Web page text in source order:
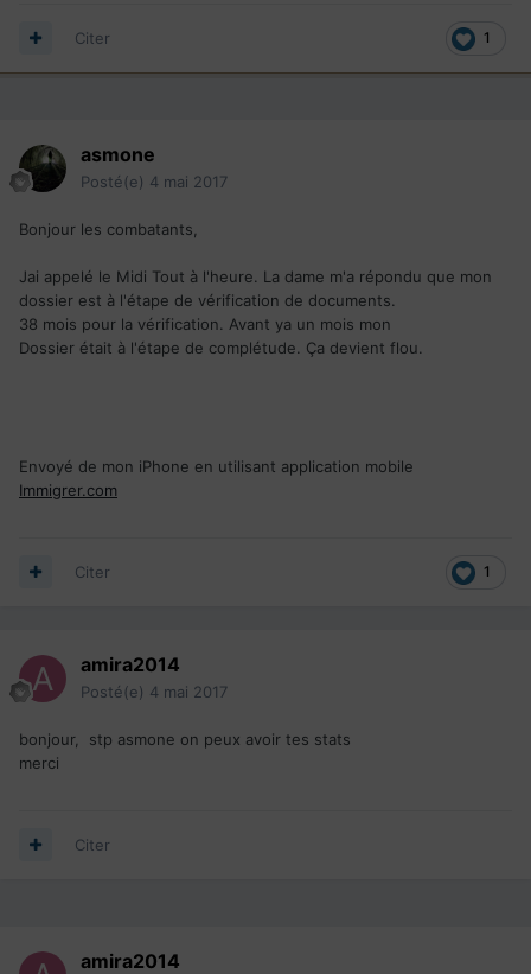
1
Citer
asmone
Posté(e) 4 mai 2017
Bonjour les combatants,
Jai appelé le Midi Tout à l'heure. La dame m'a répondu que mon
dossier est à l'étape de vérification de documents.
38 mois pour la vérification. Avant ya un mois mon
Dossier était à l'étape de complétude. Ça devient flou.
Envoyé de mon iPhone en utilisant application mobile
Immigrer.com
1
Citer
amira2014
Posté(e) 4 mai 2017
bonjour, stp asmone on peux avoir tes stats
merci
Citer
amira2014